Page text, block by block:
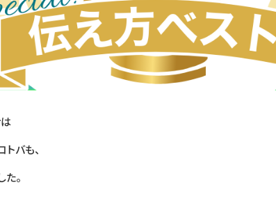
バも、
。